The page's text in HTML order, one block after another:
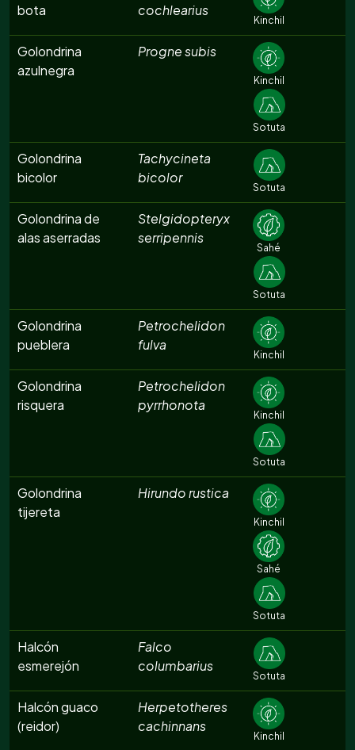
bota
cochlearius
Kinchil
Golondrina
azulnegra
Progne subis
Kinchil
Sotuta
Golondrina
bicolor
Tachycineta
bicolor
Sotuta
Golondrina de
alas aserradas
Stelgidopteryx
serripennis
Sahé
Sotuta
Golondrina
pueblera
Petrochelidon
fulva
Kinchil
Golondrina
risquera
Petrochelidon
pyrrhonota
Kinchil
Sotuta
Golondrina
tijereta
Hirundo rustica
Kinchil
Sahé
Sotuta
Halcón
esmerejón
Falco
columbarius
Sotuta
Halcón guaco
(reidor)
Herpetotheres
cachinnans
Kinchil